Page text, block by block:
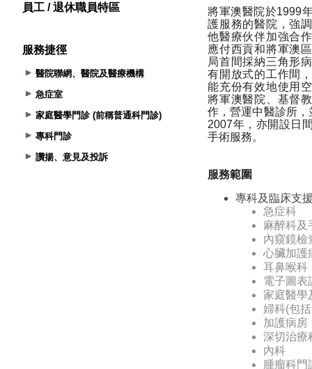
員工 / 退休職員特區
服務捷徑
醫院聯網、醫院及醫療機構
急症室
家庭醫學門診 (前稱普通科門診)
專科門診
讚揚、意見及投訴